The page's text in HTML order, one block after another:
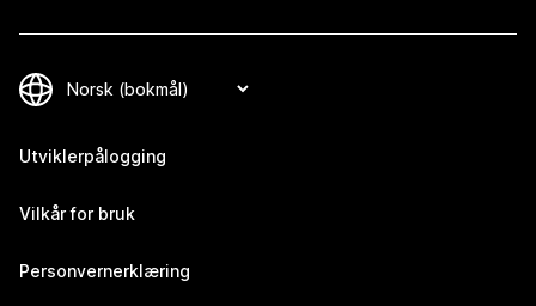
Utviklerpålogging
Vilkår for bruk
Personvernerklæring